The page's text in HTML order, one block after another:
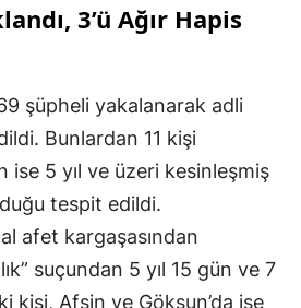
3’ü Ağır Hapis
şüpheli yakalanarak adli
Bunlardan 11 kişi
ise 5 yıl ve üzeri kesinleşmiş
tespit edildi.
afet kargaşasından
suçundan 5 yıl 15 gün ve 7
kişi, Afşin ve Göksun’da ise